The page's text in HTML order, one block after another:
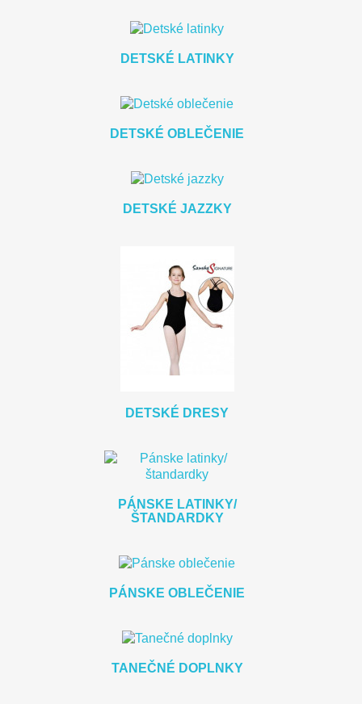
DETSKÉ LATINKY
DETSKÉ OBLEČENIE
DETSKÉ JAZZKY
DETSKÉ DRESY
PÁNSKE LATINKY/
ŠTANDARDKY
PÁNSKE OBLEČENIE
TANEČNÉ DOPLNKY